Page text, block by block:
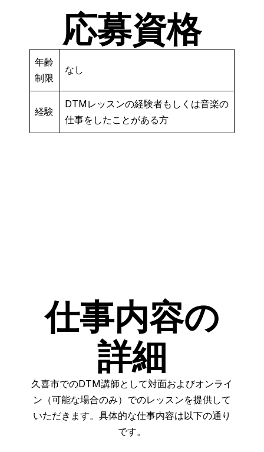
応募資格
年齢
制限
なし
経験
DTMレッスンの経験者もしくは音楽の
仕事をしたことがある方
仕事内容の
詳細
久喜市でのDTM講師として対面およびオンライ
ン（可能な場合のみ）でのレッスンを提供して
いただきます。具体的な仕事内容は以下の通り
です。